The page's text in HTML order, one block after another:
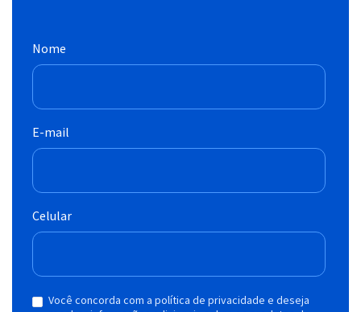
Nome
E-mail
Celular
Você concorda com a política de privacidade e deseja